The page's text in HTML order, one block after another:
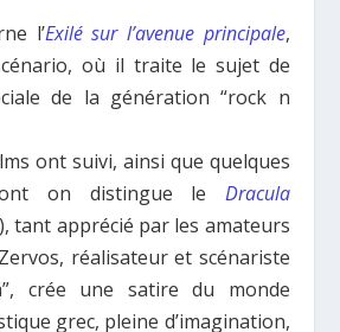
l’Exilé sur l’avenue principale,
où il traite le sujet de
de la génération “rock n
ont suivi, ainsi que quelques
on distingue le Dracula
tant apprécié par les amateurs
réalisateur et scénariste
crée une satire du monde
grec, pleine d’imagination,